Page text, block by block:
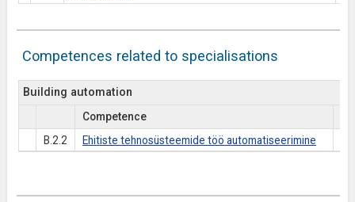
Competences related to specialisations
Building automation
Competence
B.2.2
Ehitiste tehnosüsteemide töö automatiseerimine